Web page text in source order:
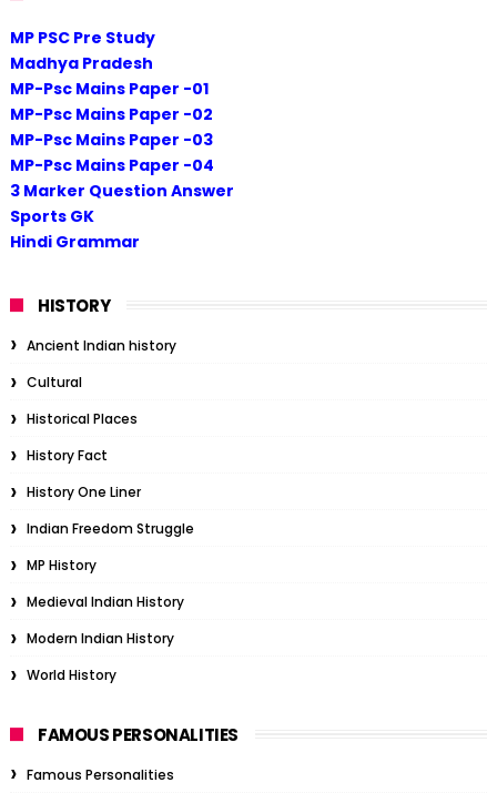
MP PSC Pre Study
Madhya Pradesh
MP-Psc Mains Paper -01
MP-Psc Mains Paper -02
MP-Psc Mains Paper -03
MP-Psc Mains Paper -04
3 Marker Question Answer
Sports GK
Hindi Grammar
HISTORY
Ancient Indian history
Cultural
Historical Places
History Fact
History One Liner
Indian Freedom Struggle
MP History
Medieval Indian History
Modern Indian History
World History
FAMOUS PERSONALITIES
Famous Personalities